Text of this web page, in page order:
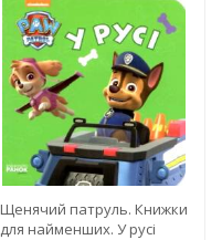
Щенячий патруль. Книжки
для найменших. У русі